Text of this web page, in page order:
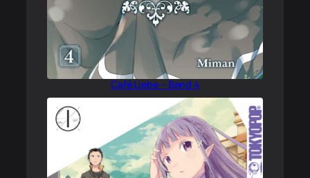
Café Liebe – Band 4